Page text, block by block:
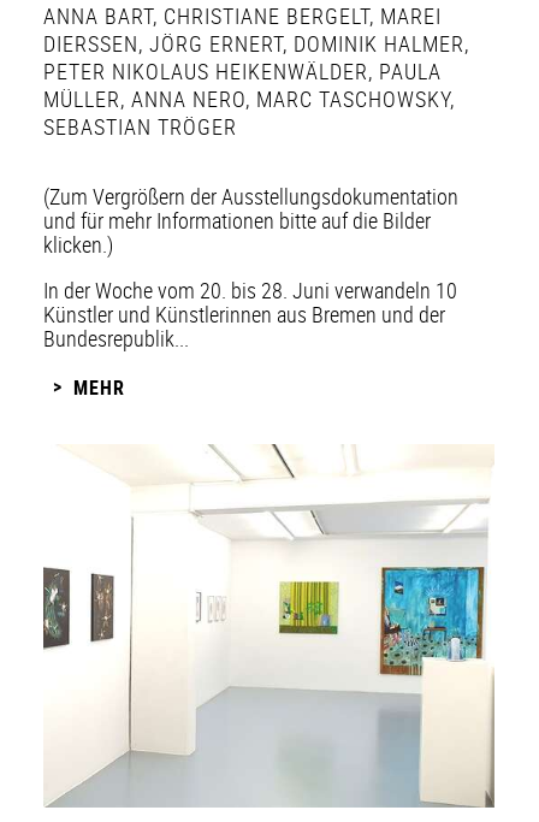
ANNA BART, CHRISTIANE BERGELT, MAREI
DIERSSEN , JÖRG ERNERT, DOMINIK HALMER,
PETER NIKOLAUS HEIKENWÄLDER, PAULA
MÜLLER, ANNA NERO, MARC TASCHOWSKY,
SEBASTIAN TRÖGER
(Zum Vergrößern der Ausstellungsdokumentation
und für mehr Informationen bitte auf die Bilder
klicken.)
In der Woche vom 20. bis 28. Juni verwandeln 10
Künstler und Künstlerinnen aus Bremen und der
Bundesrepublik...
MEHR